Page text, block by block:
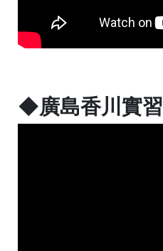
◆廣島香川實習